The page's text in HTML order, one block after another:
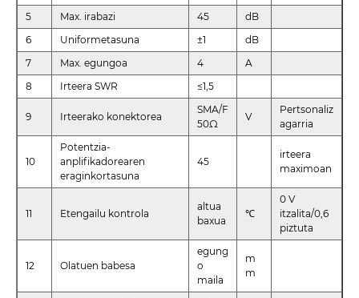
5 Max. irabazi 45
dB
6
Uniformetasuna ±1
dB
7
Max. egungoa 4
A
8
Irteera SWR ≤1,5
9 Irteerako konektorea
SMA/F
50Ω
V
Pertsonaliz
agarria
10
Potentzia-
anplifikadorearen
eraginkortasuna
45
irteera
maximoan
11 Etengailu kontrola
altua
baxua
℃
0 V
itzalita/0,6
piztuta
12 Olatuen babesa
egung
o
maila
m
m